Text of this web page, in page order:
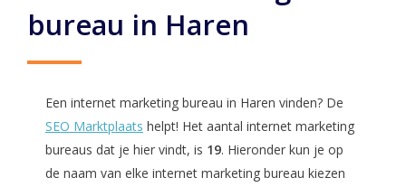
bureau in Haren
Een internet marketing bureau in Haren vinden? De
SEO Marktplaats helpt! Het aantal internet marketing
bureaus dat je hier vindt, is 19. Hieronder kun je op
de naam van elke internet marketing bureau kiezen